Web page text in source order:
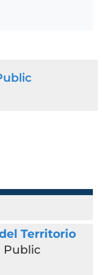
Territorio
Public